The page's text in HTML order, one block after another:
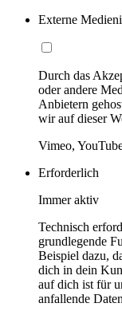
Externe
Durch das
oder andere
Anbietern
wir auf dieser
Vimeo,
Erforderlich
Immer aktiv
Technisch
grundlegende
Beispiel dazu,
dich in dein
auf dich ist für
anfallende